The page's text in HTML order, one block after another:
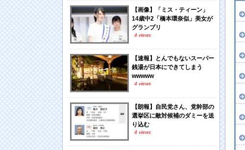
【画像】「ミス・ティーン」
14歳中2「橋本環奈似」美女が
グランプリ
4 views
【速報】とんでもないスーパー
銭湯が日本にできてしまう
wwwww
4 views
【朗報】自民党さん、党幹部の
選挙区に敵対候補のダミーを送
り込む
4 views